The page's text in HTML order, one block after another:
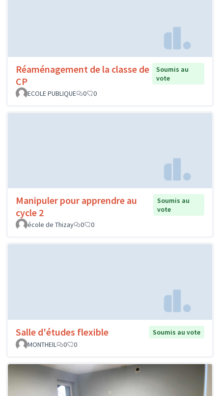
Réaménagement de la classe de
CP
Soumis au
vote
ECOLE PUBLIQUE
0 0
Manipuler pour apprendre au
cycle 2
Soumis au
vote
école de Thizay
0 0
Salle d'études flexible
Soumis au vote
MONTHEIL
0 0